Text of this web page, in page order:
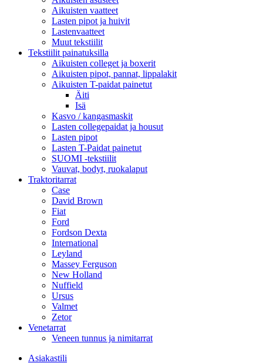
Aikuisten vaatteet
Lasten pipot ja huivit
Lastenvaatteet
Muut tekstiilit
Tekstiilit painatuksilla
Aikuisten colleget ja boxerit
Aikuisten pipot, pannat, lippalakit
Aikuisten T-paidat painetut
Äiti
Isä
Kasvo / kangasmaskit
Lasten collegepaidat ja housut
Lasten pipot
Lasten T-Paidat painetut
SUOMI -tekstiilit
Vauvat, bodyt, ruokalaput
Traktoritarrat
Case
David Brown
Fiat
Ford
Fordson Dexta
International
Leyland
Massey Ferguson
New Holland
Nuffield
Ursus
Valmet
Zetor
Venetarrat
Veneen tunnus ja nimitarrat
Asiakastili